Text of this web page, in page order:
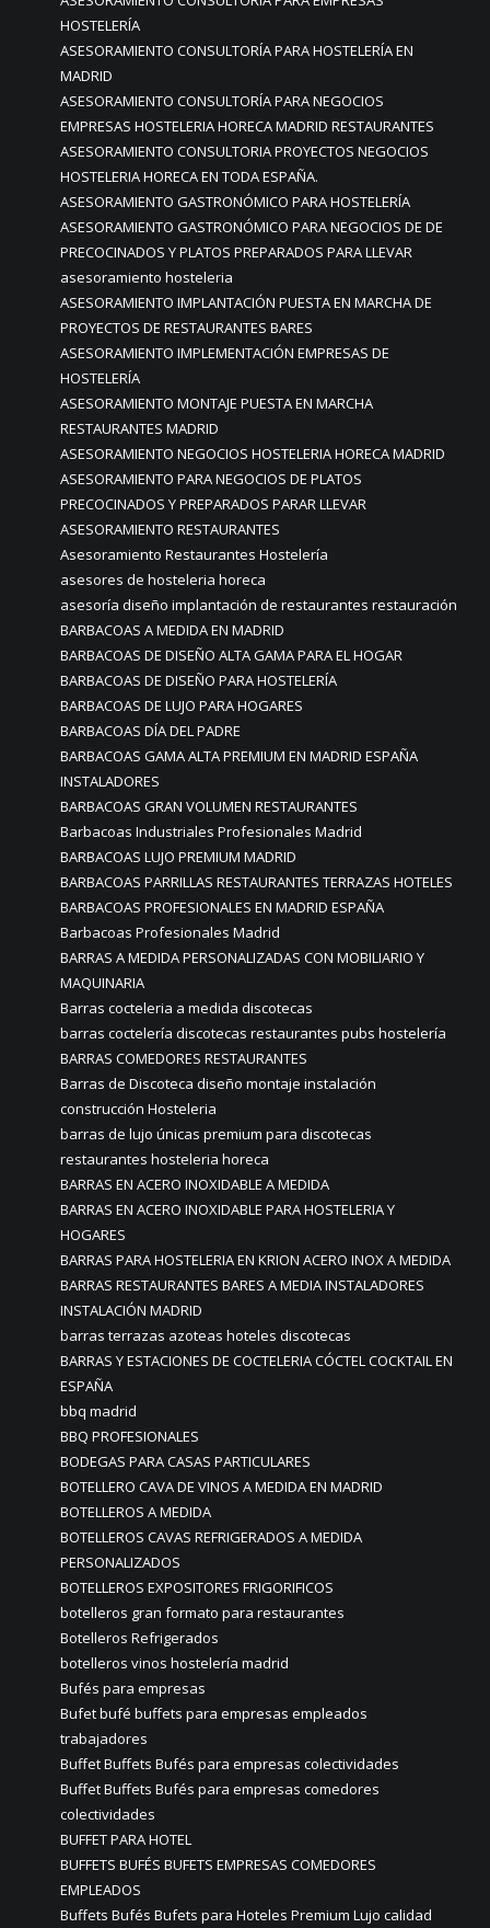
HOSTELERÍA
ASESORAMIENTO CONSULTORÍA PARA HOSTELERÍA EN
MADRID
ASESORAMIENTO CONSULTORÍA PARA NEGOCIOS
EMPRESAS HOSTELERIA HORECA MADRID RESTAURANTES
ASESORAMIENTO CONSULTORIA PROYECTOS NEGOCIOS
HOSTELERIA HORECA EN TODA ESPAÑA.
ASESORAMIENTO GASTRONÓMICO PARA HOSTELERÍA
ASESORAMIENTO GASTRONÓMICO PARA NEGOCIOS DE DE
PRECOCINADOS Y PLATOS PREPARADOS PARA LLEVAR
asesoramiento hosteleria
ASESORAMIENTO IMPLANTACIÓN PUESTA EN MARCHA DE
PROYECTOS DE RESTAURANTES BARES
ASESORAMIENTO IMPLEMENTACIÓN EMPRESAS DE
HOSTELERÍA
ASESORAMIENTO MONTAJE PUESTA EN MARCHA
RESTAURANTES MADRID
ASESORAMIENTO NEGOCIOS HOSTELERIA HORECA MADRID
ASESORAMIENTO PARA NEGOCIOS DE PLATOS
PRECOCINADOS Y PREPARADOS PARAR LLEVAR
ASESORAMIENTO RESTAURANTES
Asesoramiento Restaurantes Hostelería
asesores de hosteleria horeca
asesoría diseño implantación de restaurantes restauración
BARBACOAS A MEDIDA EN MADRID
BARBACOAS DE DISEÑO ALTA GAMA PARA EL HOGAR
BARBACOAS DE DISEÑO PARA HOSTELERÍA
BARBACOAS DE LUJO PARA HOGARES
BARBACOAS DÍA DEL PADRE
BARBACOAS GAMA ALTA PREMIUM EN MADRID ESPAÑA
INSTALADORES
BARBACOAS GRAN VOLUMEN RESTAURANTES
Barbacoas Industriales Profesionales Madrid
BARBACOAS LUJO PREMIUM MADRID
BARBACOAS PARRILLAS RESTAURANTES TERRAZAS HOTELES
BARBACOAS PROFESIONALES EN MADRID ESPAÑA
Barbacoas Profesionales Madrid
BARRAS A MEDIDA PERSONALIZADAS CON MOBILIARIO Y
MAQUINARIA
Barras cocteleria a medida discotecas
barras coctelería discotecas restaurantes pubs hostelería
BARRAS COMEDORES RESTAURANTES
Barras de Discoteca diseño montaje instalación
construcción Hosteleria
barras de lujo únicas premium para discotecas
restaurantes hosteleria horeca
BARRAS EN ACERO INOXIDABLE A MEDIDA
BARRAS EN ACERO INOXIDABLE PARA HOSTELERIA Y
HOGARES
BARRAS PARA HOSTELERIA EN KRION ACERO INOX A MEDIDA
BARRAS RESTAURANTES BARES A MEDIA INSTALADORES
INSTALACIÓN MADRID
barras terrazas azoteas hoteles discotecas
BARRAS Y ESTACIONES DE COCTELERIA CÓCTEL COCKTAIL EN
ESPAÑA
bbq madrid
BBQ PROFESIONALES
BODEGAS PARA CASAS PARTICULARES
BOTELLERO CAVA DE VINOS A MEDIDA EN MADRID
BOTELLEROS A MEDIDA
BOTELLEROS CAVAS REFRIGERADOS A MEDIDA
PERSONALIZADOS
BOTELLEROS EXPOSITORES FRIGORIFICOS
botelleros gran formato para restaurantes
Botelleros Refrigerados
botelleros vinos hostelería madrid
Bufés para empresas
Bufet bufé buffets para empresas empleados
trabajadores
Buffet Buffets Bufés para empresas colectividades
Buffet Buffets Bufés para empresas comedores
colectividades
BUFFET PARA HOTEL
BUFFETS BUFÉS BUFETS EMPRESAS COMEDORES
EMPLEADOS
Buffets Bufés Bufets para Hoteles Premium Lujo calidad